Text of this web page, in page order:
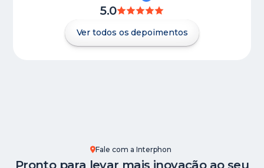
5.0
Ver todos os depoimentos
Fale com a Interphon
Pronto para levar mais inovação ao seu